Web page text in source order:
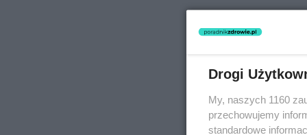
Drogi
My, naszych 1160
przechowujemy
standardowe